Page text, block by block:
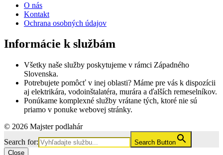
O nás
Kontakt
Ochrana osobných údajov
Informácie k službám
Všetky naše služby poskytujeme v rámci Západného
Slovenska.
Potrebujete pomôcť v inej oblasti? Máme pre vás k dispozícii
aj elektrikára, vodoinštalatéra, murára a ďalších remeselníkov.
Ponúkame komplexné služby vrátane tých, ktoré nie sú
priamo v ponuke webovej stránky.
© 2026 Majster podlahár
Search for:
Search Button
Close